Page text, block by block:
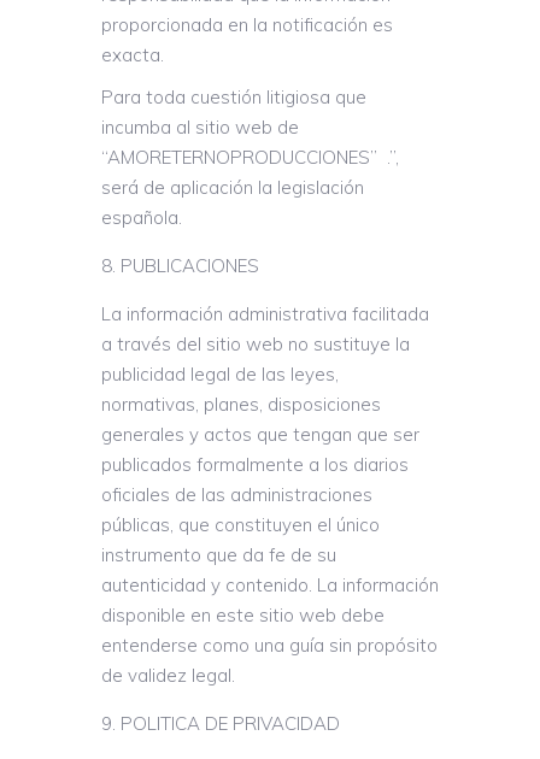
proporcionada en la notificación es
exacta.
Para toda cuestión litigiosa que
incumba al sitio web de
“AMORETERNOPRODUCCIONES” .”,
será de aplicación la legislación
española.
PUBLICACIONES
La información administrativa facilitada
a través del sitio web no sustituye la
publicidad legal de las leyes,
normativas, planes, disposiciones
generales y actos que tengan que ser
publicados formalmente a los diarios
oficiales de las administraciones
públicas, que constituyen el único
instrumento que da fe de su
autenticidad y contenido. La información
disponible en este sitio web debe
entenderse como una guía sin propósito
de validez legal.
POLITICA DE PRIVACIDAD